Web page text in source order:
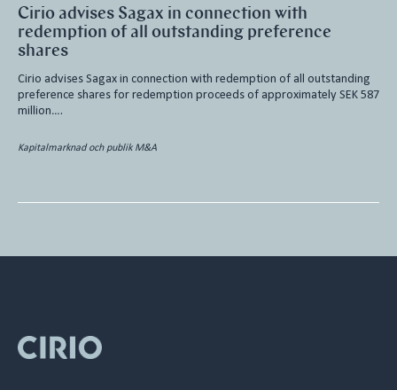
Cirio advises Sagax in connection with
redemption of all outstanding preference
shares
Cirio advises Sagax in connection with redemption of all outstanding
preference shares for redemption proceeds of approximately SEK 587
million….
Kapitalmarknad och publik M&A